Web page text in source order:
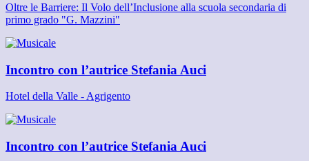
Oltre le Barriere: Il Volo dell’Inclusione alla scuola secondaria di
primo grado "G. Mazzini"
Incontro con l’autrice Stefania Auci
Hotel della Valle - Agrigento
Incontro con l’autrice Stefania Auci